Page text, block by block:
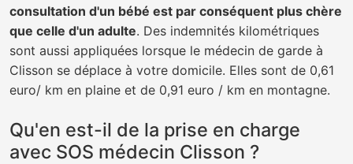
consultation d'un bébé est par conséquent plus chère
que celle d'un adulte. Des indemnités kilométriques
sont aussi appliquées lorsque le médecin de garde à
Clisson se déplace à votre domicile. Elles sont de 0,61
euro/ km en plaine et de 0,91 euro / km en montagne.
Qu'en est-il de la prise en charge
avec SOS médecin Clisson ?